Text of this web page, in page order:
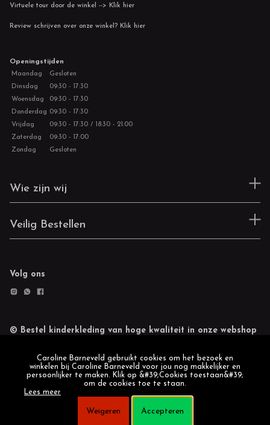
Virtuele tour door de winkel --> Klik hier
Review schrijven over onze winkel? Klik hier
Openingstijden
Maandag
Gesloten
Dinsdag
09:30 - 17:30
Woensdag
09:30 - 17:30
Donderdag 09:30 - 17:30
Vrijdag
09:30 - 17:30 / 18:30 - 21:00
Zaterdag
09:30 - 17:00
Zondag
Gesloten
Wie zijn wij
Veilig Bestellen
Volg ons
© Bestel kinderkleding van hoge kwaliteit in onze webshop
Caroline Barneveld gebruikt cookies om het bezoek en
winkelen bij Caroline Barneveld voor jou nog makkelijker en
persoonlijker te maken. Klik op &#39;Cookies toestaan&#39;
om de cookies toe te staan.
Lees meer
Weigeren Accepteren